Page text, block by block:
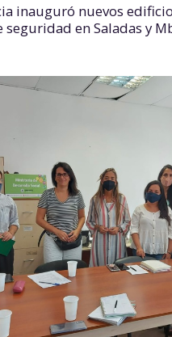
inauguró nuevos
seguridad en Saladas y